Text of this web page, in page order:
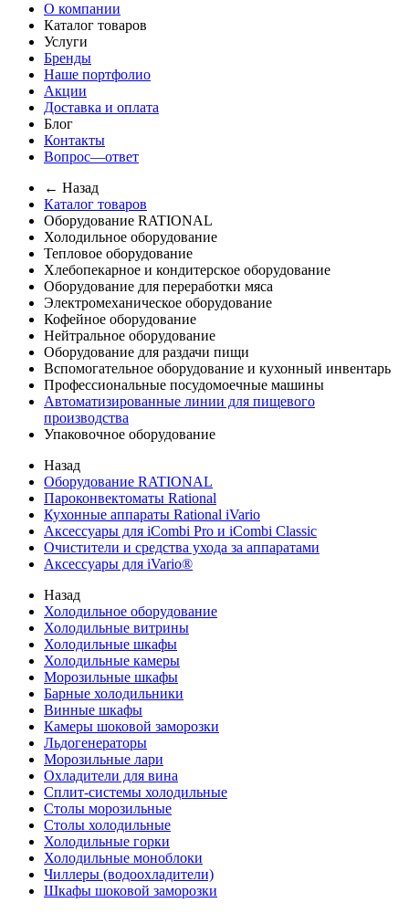
О компании
Каталог товаров
Услуги
Бренды
Наше портфолио
Акции
Доставка и оплата
Блог
Контакты
Вопрос—ответ
← Назад
Каталог товаров
Оборудование RATIONAL
Холодильное оборудование
Тепловое оборудование
Хлебопекарное и кондитерское оборудование
Оборудование для переработки мяса
Электромеханическое оборудование
Кофейное оборудование
Нейтральное оборудование
Оборудование для раздачи пищи
Вспомогательное оборудование и кухонный инвентарь
Профессиональные посудомоечные машины
Автоматизированные линии для пищевого
производства
Упаковочное оборудование
Назад
Оборудование RATIONAL
Пароконвектоматы Rational
Кухонные аппараты Rational iVario
Аксессуары для iCombi Pro и iCombi Classic
Очистители и средства ухода за аппаратами
Аксессуары для iVario®
Назад
Холодильное оборудование
Холодильные витрины
Холодильные шкафы
Холодильные камеры
Морозильные шкафы
Барные холодильники
Винные шкафы
Камеры шоковой заморозки
Льдогенераторы
Морозильные лари
Охладители для вина
Сплит-системы холодильные
Столы морозильные
Столы холодильные
Холодильные горки
Холодильные моноблоки
Чиллеры (водоохладители)
Шкафы шоковой заморозки